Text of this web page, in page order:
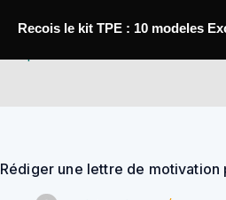
Rédiger une lettre de
Recois le kit TPE : 10 modeles